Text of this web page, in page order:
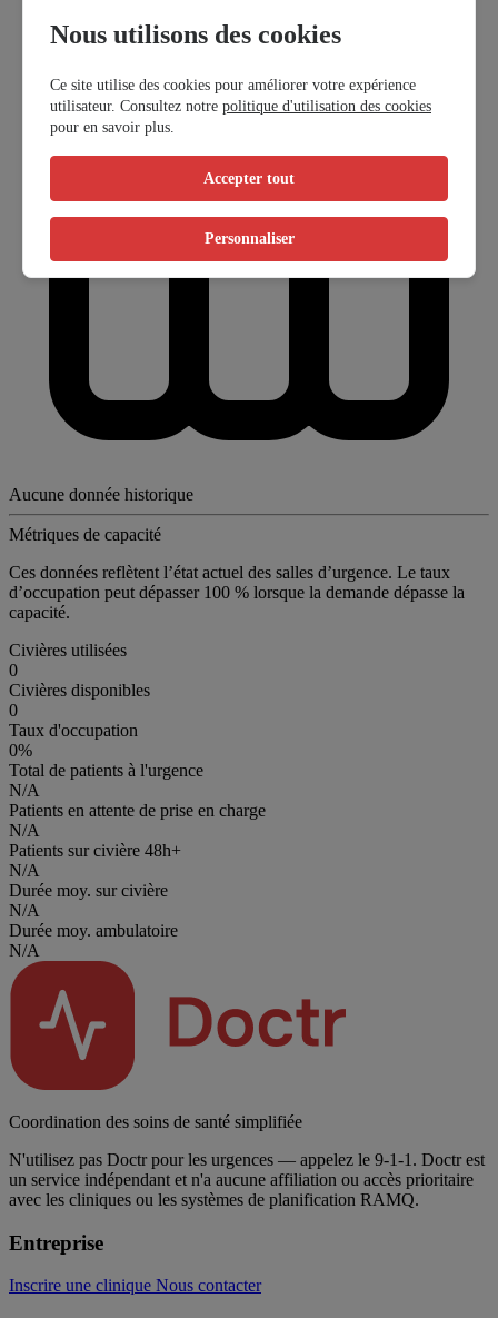
Aucune donnée historique
Métriques de capacité
Ces données reflètent l’état actuel des salles d’urgence. Le taux
d’occupation peut dépasser 100 % lorsque la demande dépasse la
capacité.
Civières utilisées
0
Civières disponibles
0
Taux d'occupation
0%
Total de patients à l'urgence
N/A
Patients en attente de prise en charge
N/A
Patients sur civière 48h+
N/A
Durée moy. sur civière
N/A
Durée moy. ambulatoire
N/A
Coordination des soins de santé simplifiée
N'utilisez pas Doctr pour les urgences — appelez le 9-1-1. Doctr est
un service indépendant et n'a aucune affiliation ou accès prioritaire
avec les cliniques ou les systèmes de planification RAMQ.
Entreprise
Inscrire une clinique Nous contacter
Nous utilisons des cookies
Ce site utilise des cookies pour améliorer votre expérience
utilisateur. Consultez notre politique d'utilisation des cookies
pour en savoir plus.
Accepter tout
Personnaliser